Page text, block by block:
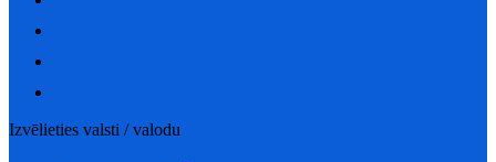
Izvēlieties valsti / valodu